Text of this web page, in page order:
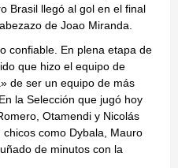
Brasil llegó al gol en el final
de Joao Miranda.
confiable. En plena etapa de
que hizo el equipo de
de ser un equipo de más
la Selección que jugó hoy
Otamendi y Nicolás
como Dybala, Mauro
de minutos con la